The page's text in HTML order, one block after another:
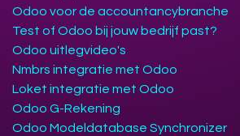
Odoo voor de accountancybranche
Test of Odoo bij jouw bedrijf past?
Odoo uitlegvideo's
Nmbrs integratie met Odoo
Loket integratie met Odoo
Odoo G-Rekening
Odoo Modeldatabase Synchronizer